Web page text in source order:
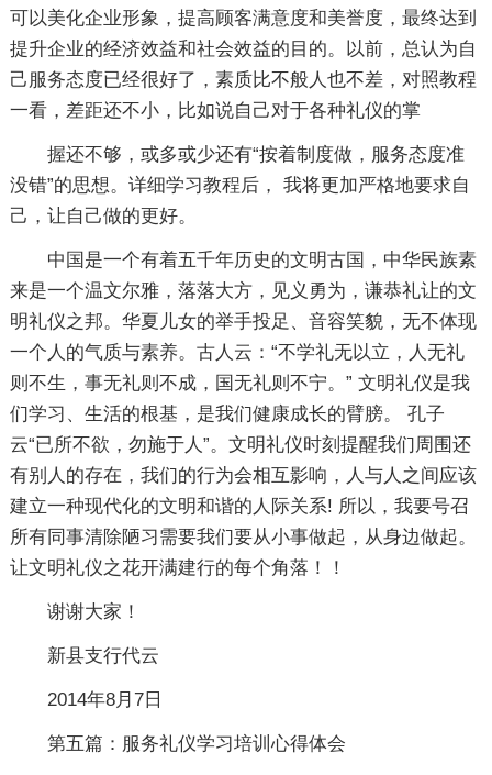
可以美化企业形象，提高顾客满意度和美誉度，最终达到
提升企业的经济效益和社会效益的目的。以前，总认为自
己服务态度已经很好了，素质比不般人也不差，对照教程
一看，差距还不小，比如说自己对于各种礼仪的掌
握还不够，或多或少还有“按着制度做，服务态度准
没错”的思想。详细学习教程后， 我将更加严格地要求自
己，让自己做的更好。
中国是一个有着五千年历史的文明古国，中华民族素
来是一个温文尔雅，落落大方，见义勇为，谦恭礼让的文
明礼仪之邦。华夏儿女的举手投足、音容笑貌，无不体现
一个人的气质与素养。古人云：“不学礼无以立，人无礼
则不生，事无礼则不成，国无礼则不宁。” 文明礼仪是我
们学习、生活的根基，是我们健康成长的臂膀。 孔子
云“已所不欲，勿施于人”。文明礼仪时刻提醒我们周围还
有别人的存在，我们的行为会相互影响，人与人之间应该
建立一种现代化的文明和谐的人际关系! 所以，我要号召
所有同事清除陋习需要我们要从小事做起，从身边做起。
让文明礼仪之花开满建行的每个角落！！
谢谢大家！
新县支行代云
2014年8月7日
第五篇：服务礼仪学习培训心得体会